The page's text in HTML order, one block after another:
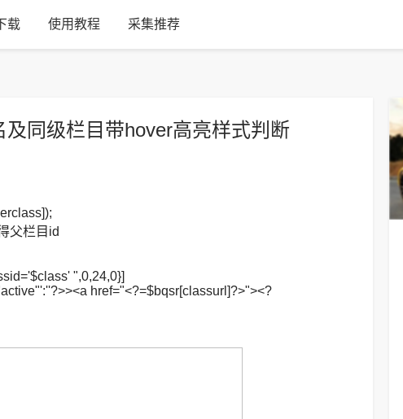
载 使用教程 采集推荐
同级栏目带hover高亮样式判断
父栏目id
",0,24,0}]
href="<?=$bqsr[classurl]?>"><?